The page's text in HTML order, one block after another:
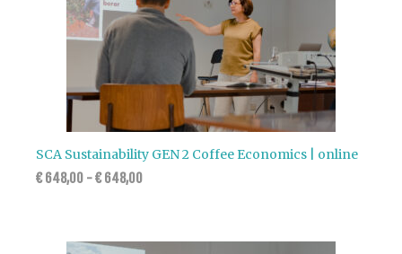
SCA Sustainability GEN 2 Coffee Economics | online
€648,00 -€648,00